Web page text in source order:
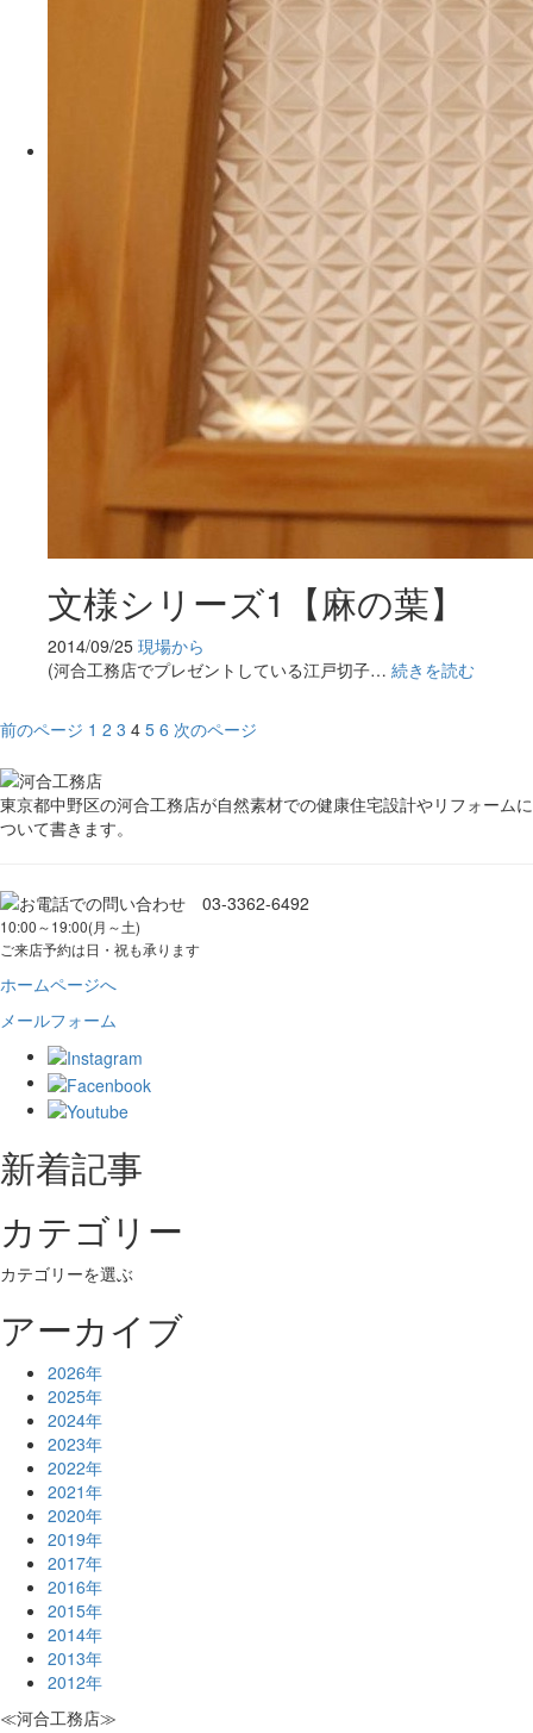
文様シリーズ1【麻の葉】
2014/09/25 現場から
(河合工務店でプレゼントしている江戸切子… 続きを読む
投
稿
の
ペ
ー
ジ
送
り
前のページ 1 2 3 4 5 6 次のページ
東京都中野区の河合工務店が自然素材での健康住宅設計やリフォームに
ついて書きます。
10:00～19:00(月～土)
ご来店予約は日・祝も承ります
ホームページへ
メールフォーム
新着記事
カテゴリー
カテゴリーを選ぶ
アーカイブ
2026年
2025年
2024年
2023年
2022年
2021年
2020年
2019年
2017年
2016年
2015年
2014年
2013年
2012年
≪河合工務店≫